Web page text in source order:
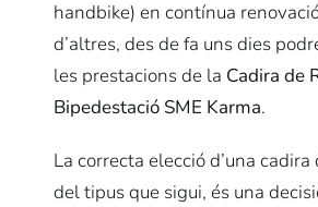
handbike) en contínua
d’altres, des de fa uns dies
les prestacions de la Cadira de
Bipedestació SME Karma.
La correcta elecció d’una
del tipus que sigui, és una